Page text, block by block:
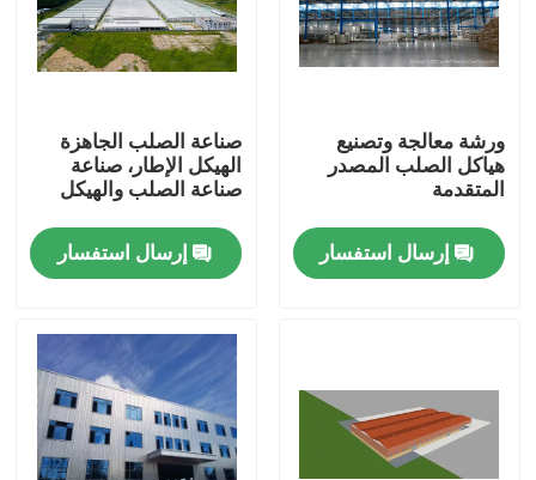
أشرطة فيديو
ورشة معالجة وتصنيع
هياكل الصلب المصدر
المتقدمة
إرسال استفسار
صناعة الصلب الجاهزة
الهيكل الإطار، صناعة
صناعة الصلب والهيكل
إرسال استفسار